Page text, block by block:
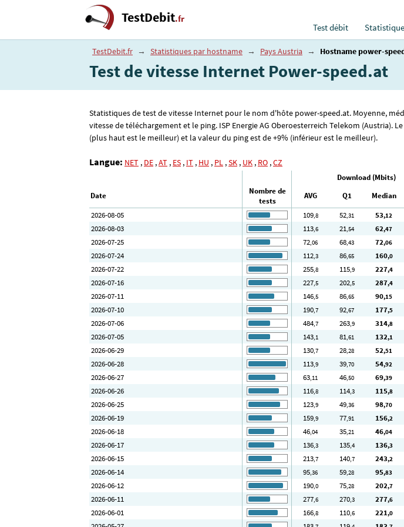
TestDebit.fr
Test débit
TestDebit.fr → Statistiques par hostname → Pays Austria → Hostname power-
Test de vitesse Internet Power-speed.at
Statistiques de test de vitesse Internet pour le nom d'hôte power-speed.at. Moyenne,
vitesse de téléchargement et le ping. ISP Energie AG Oberoesterreich Telekom (Austria).
(plus haut est le meilleur) et la valeur du ping est de +9% (inférieur est le meilleur).
Langue: NET , DE ,AT , ES , IT , HU , PL ,SK , UK , RO ,CZ
Download (Mbits)
Date
Nombre de
tests
AVG Q1 Median
2026-08-05
109,8 52,31 53,12
2026-08-03
113,6 21,54 62,47
2026-07-25
72,06 68,43 72,06
2026-07-24
112,3 86,65 160,0
2026-07-22
255,8 115,9 227,4
2026-07-16
227,5 202,5 287,4
2026-07-11
146,5 86,65 90,15
2026-07-10
190,7 92,67 177,5
2026-07-06
484,7 263,9 314,8
2026-07-05
143,1 81,61 132,1
2026-06-29
130,7 28,28 52,51
2026-06-28
113,9 39,70 54,92
2026-06-27
63,11 46,50 69,39
2026-06-26
116,8 114,3 115,8
2026-06-25
123,9 49,36 98,70
2026-06-19
159,9 77,91 156,2
2026-06-18
46,04 35,21 46,04
2026-06-17
136,3 135,4 136,3
2026-06-15
213,7 140,7 243,2
2026-06-14
95,36 59,28 95,83
2026-06-12
190,0 75,28 202,7
2026-06-11
277,6 270,3 277,6
2026-06-01
166,8 110,6 221,0